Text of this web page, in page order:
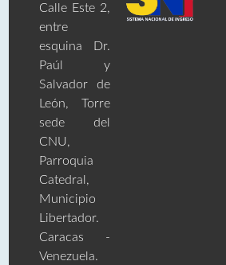
Calle Este 2,
entre
esquina Dr.
Paúl y
Salvador de
León, Torre
sede del
CNU,
Parroquia
Catedral,
Municipio
Libertador.
Caracas -
Venezuela.